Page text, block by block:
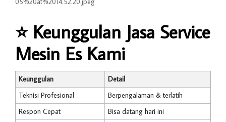
⭐ Keunggulan Jasa Service
Mesin Es Kami
Keunggulan
Detail
Teknisi Profesional
Berpengalaman & terlatih
Respon Cepat
Bisa datang hari ini